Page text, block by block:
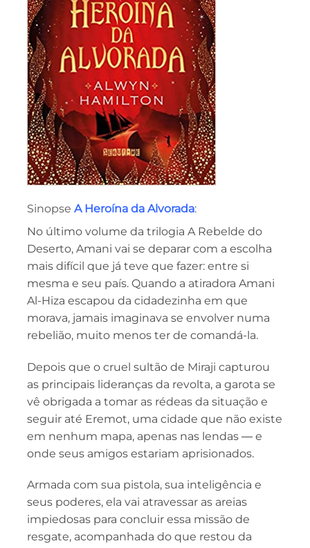
Sinopse A Heroína da Alvorada:
No último volume da trilogia A Rebelde do
Deserto, Amani vai se deparar com a escolha
mais difícil que já teve que fazer: entre si
mesma e seu país. Quando a atiradora Amani
Al-Hiza escapou da cidadezinha em que
morava, jamais imaginava se envolver numa
rebelião, muito menos ter de comandá-la.
Depois que o cruel sultão de Miraji capturou
as principais lideranças da revolta, a garota se
vê obrigada a tomar as rédeas da situação e
seguir até Eremot, uma cidade que não existe
em nenhum mapa, apenas nas lendas ― e
onde seus amigos estariam aprisionados.
Armada com sua pistola, sua inteligência e
seus poderes, ela vai atravessar as areias
impiedosas para concluir essa missão de
resgate, acompanhada do que restou da